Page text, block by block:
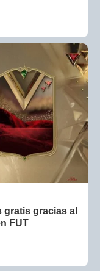
gratis gracias al
FUT